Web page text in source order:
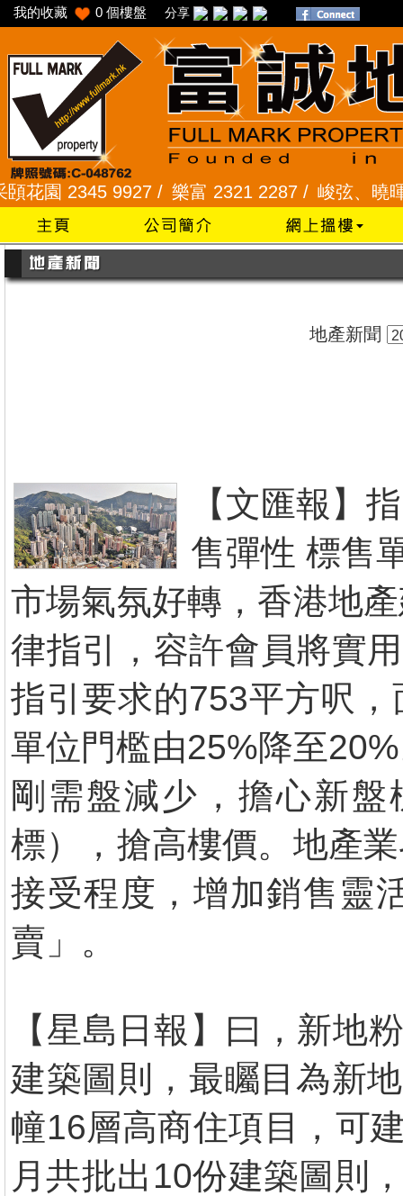
我的收藏 0 個樓盤 分享
2345 9927 /樂富 2321 2287 /峻弦、曉暉花園
地產新聞
【文匯報】
售彈性 標售
市場氣氛好轉，香港地
律指引，容許會員將實
指引要求的753平方呎
單位門檻由25%降至
剛需盤減少，擔心新
標），搶高樓價。地產
接受程度，增加銷售靈
賣」。
【星島日報】曰，新地
建築圖則，最矚目為新
幢16層高商住項目，可
月共批出10份建築圖則